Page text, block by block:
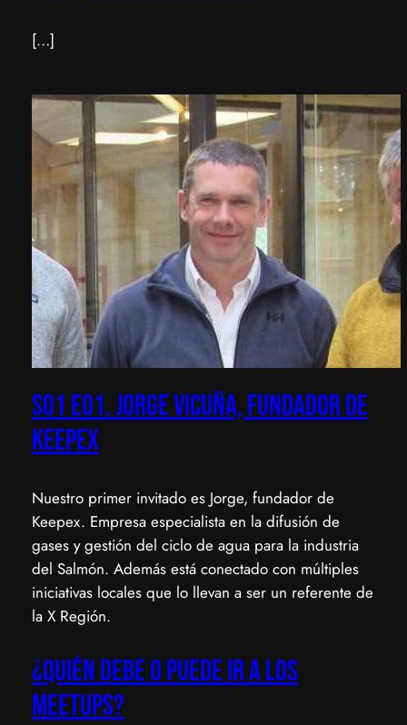
[…]
S01 E01. Jorge Vicuña, fundador de
keepex
Nuestro primer invitado es Jorge, fundador de
Keepex. Empresa especialista en la difusión de
gases y gestión del ciclo de agua para la industria
del Salmón. Además está conectado con múltiples
iniciativas locales que lo llevan a ser un referente de
la X Región.
¿Quién debe o puede ir a los
meetups?